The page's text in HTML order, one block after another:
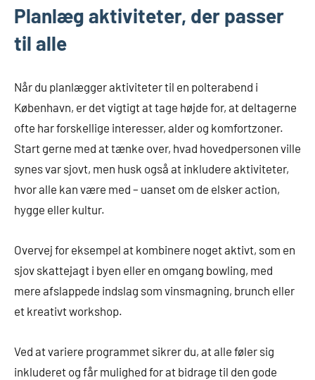
Planlæg aktiviteter, der passer
til alle
Når du planlægger aktiviteter til en polterabend i
København, er det vigtigt at tage højde for, at deltagerne
ofte har forskellige interesser, alder og komfortzoner.
Start gerne med at tænke over, hvad hovedpersonen ville
synes var sjovt, men husk også at inkludere aktiviteter,
hvor alle kan være med – uanset om de elsker action,
hygge eller kultur.
Overvej for eksempel at kombinere noget aktivt, som en
sjov skattejagt i byen eller en omgang bowling, med
mere afslappede indslag som vinsmagning, brunch eller
et kreativt workshop.
Ved at variere programmet sikrer du, at alle føler sig
inkluderet og får mulighed for at bidrage til den gode